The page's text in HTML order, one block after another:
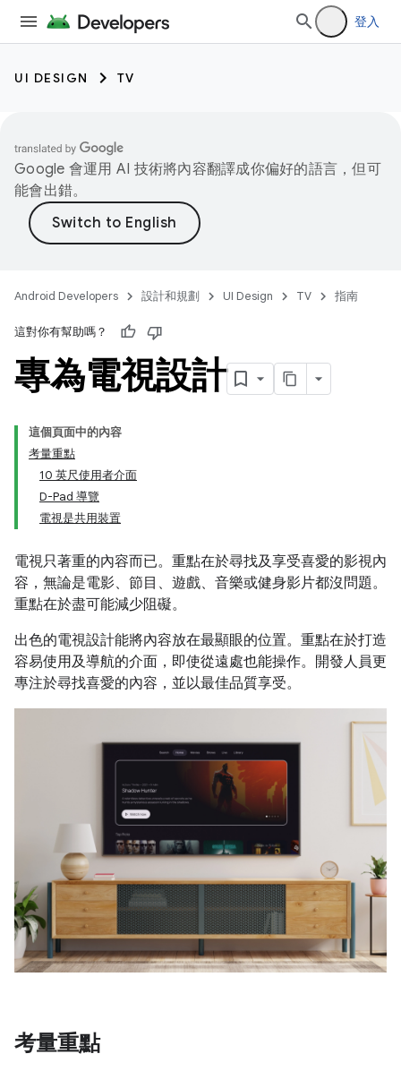
登入
UI DESIGN TV
Google 會運用 AI 技術將內容翻譯成你偏好的語言，但可
能會出錯。
Android Developers 設計和規劃 UI Design TV 指南
這對你有幫助嗎？
專為電視設計
這個頁面中的內容
考量重點
10 英尺使用者介面
D-Pad 導覽
電視是共用裝置
電視只著重的內容而已。重點在於尋找及享受喜愛的影視內
容，無論是電影、節目、遊戲、音樂或健身影片都沒問題。
重點在於盡可能減少阻礙。
出色的電視設計能將內容放在最顯眼的位置。重點在於打造
容易使用及導航的介面，即使從遠處也能操作。開發人員更
專注於尋找喜愛的內容，並以最佳品質享受。
考量重點